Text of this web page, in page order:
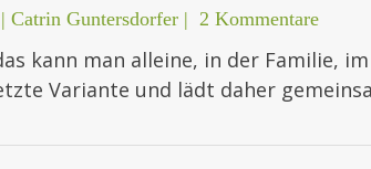
| Catrin Guntersdorfer | 2 Kommentare
kann man alleine, in der Familie,
Variante und lädt daher